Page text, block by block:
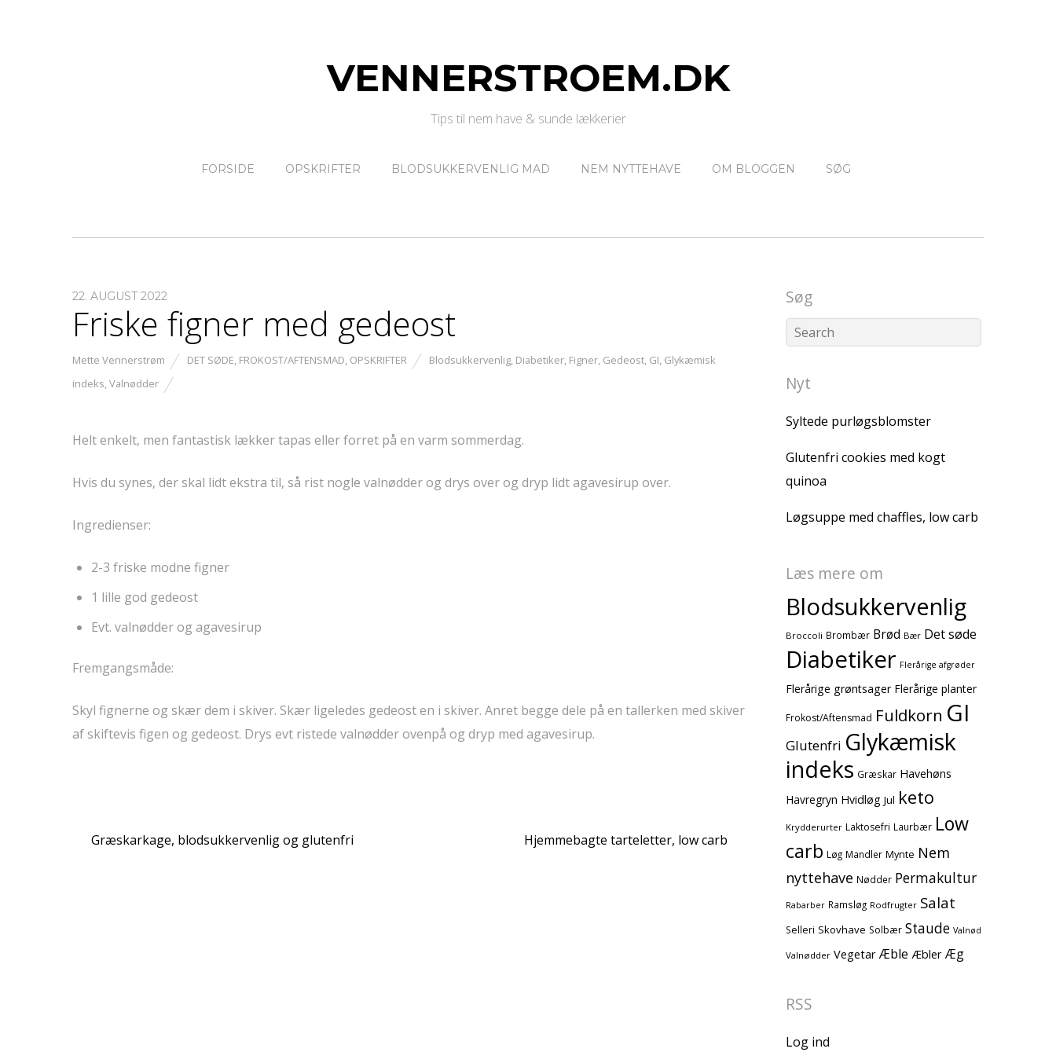
VENNERSTROEM.DK
Tips til nem have & sunde lækkerier
FORSIDE OPSKRIFTER BLODSUKKERVENLIG MAD NEM NYTTEHAVE OM BLOGGEN SØG
22. AUGUST 2022
Friske figner med gedeost
Mette Vennerstrøm DET SØDE, FROKOST/AFTENSMAD, OPSKRIFTER Blodsukkervenlig, Diabetiker, Figner, Gedeost, GI, Glykæmisk
indeks,Valnødder
Helt enkelt, men fantastisk lækker tapas eller forret på en varm sommerdag.
Hvis du synes, der skal lidt ekstra til, så rist nogle valnødder og drys over og dryp lidt agavesirup over.
Ingredienser:
2-3 friske modne figner
1 lille god gedeost
Evt. valnødder og agavesirup
Fremgangsmåde:
Skyl fignerne og skær dem i skiver. Skær ligeledes gedeost en i skiver. Anret begge dele på en tallerken med skiver
af skiftevis figen og gedeost. Drys evt ristede valnødder ovenpå og dryp med agavesirup.
Græskarkage, blodsukkervenlig og glutenfri Hjemmebagte tarteletter, low carb
Søg
Nyt
Syltede purløgsblomster
Glutenfri cookies med kogt
quinoa
Løgsuppe med chaffles, low carb
Læs mere om
Blodsukkervenlig
Broccoli Brombær Brød Bær Det søde
Diabetiker Flerårige afgrøder
Flerårige grøntsager Flerårige planter
Frokost/Aftensmad Fuldkorn GI
Glutenfri Glykæmisk
indeks Græskar Havehøns
Havregryn Hvidløg Jul keto
Krydderurter Laktosefri Laurbær Low
carb Løg Mandler Mynte Nem
nyttehave Nødder Permakultur
Rabarber Ramsløg Rodfrugter Salat
Selleri Skovhave Solbær Staude Valnød
Valnødder Vegetar Æble Æbler Æg
RSS
Log ind